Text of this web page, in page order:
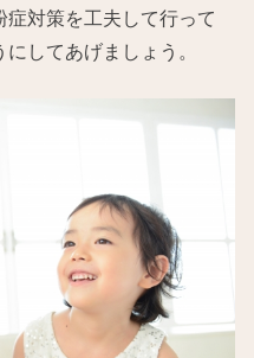
対策を工夫して行って
してあげましょう。